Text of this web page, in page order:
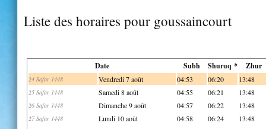
Liste des horaires pour goussaincourt
Date Subh Shuruq * Zhur
24 Safar 1448 Vendredi 7 août 04:53 06:20 13:48
25 Safar 1448 Samedi 8 août 04:55 06:21 13:48
26 Safar 1448 Dimanche 9 août 04:57 06:22 13:48
27 Safar 1448 Lundi 10 août 04:58 06:24 13:48